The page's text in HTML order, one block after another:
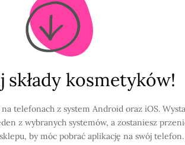
składy kosmetyków!
telefonach z system Android oraz iOS.
z wybranych systemów, a zostaniesz
by móc pobrać aplikację na swój telefon.